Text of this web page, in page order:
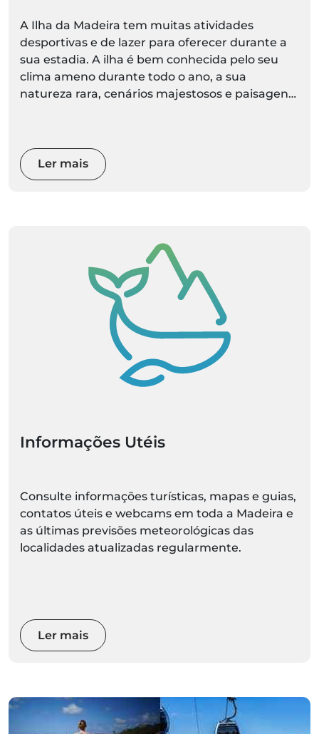
A Ilha da Madeira tem muitas atividades
desportivas e de lazer para oferecer durante a
sua estadia. A ilha é bem conhecida pelo seu
clima ameno durante todo o ano, a sua
natureza rara, cenários majestosos e paisagens
Ler mais
Informações Utéis
Consulte informações turísticas, mapas e guias,
contatos úteis e webcams em toda a Madeira e
as últimas previsões meteorológicas das
localidades atualizadas regularmente.
Ler mais